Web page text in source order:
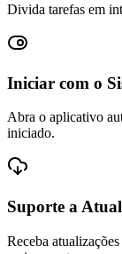
Divida tarefas em
Iniciar com o
Abra o aplicativo
iniciado.
Suporte a
Receba